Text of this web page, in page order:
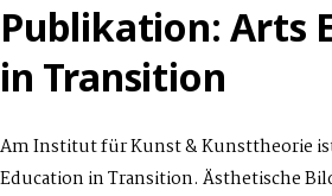
Publikation: Arts
in Transition
Am Institut für Kunst & Kunsttheorie
Education in Transition. Ästhetische